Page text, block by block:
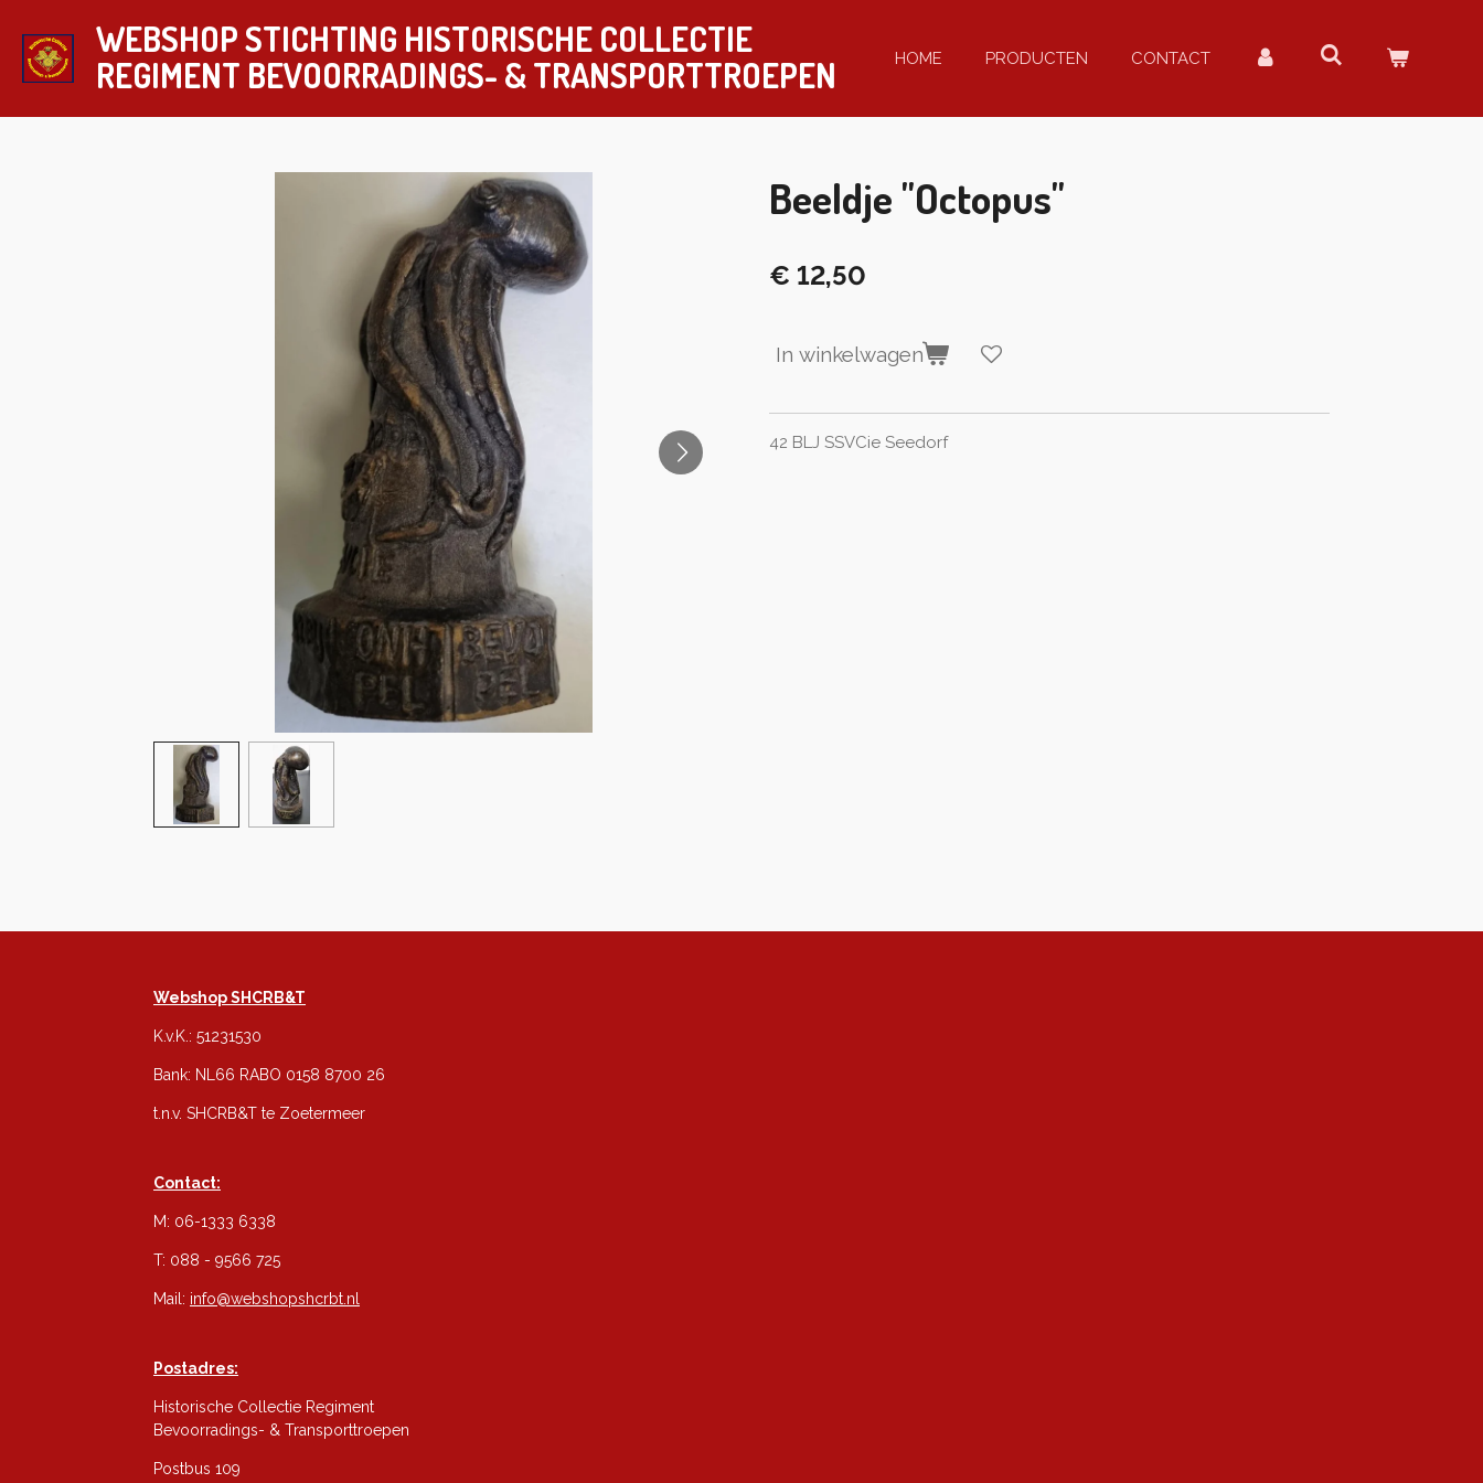
direct
naar
hoofdinhoud
WEBSHOP STICHTING HISTORISCHE COLLECTIE
REGIMENT BEVOORRADINGS- & TRANSPORTTROEPEN HOME PRODUCTEN CONTACT
Beeldje "Octopus"
€ 12,50
In winkelwagen
42 BLJ SSVCie Seedorf
Webshop SHCRB&T
K.v.K.: 51231530
Bank: NL66 RABO 0158 8700 26
t.n.v. SHCRB&T te Zoetermeer
Contact:
M: 06-1333 6338
T: 088 - 9566 725
Mail: info@webshopshcrbt.nl
Postadres:
Historische Collectie Regiment
Bevoorradings- & Transporttroepen
Postbus 109